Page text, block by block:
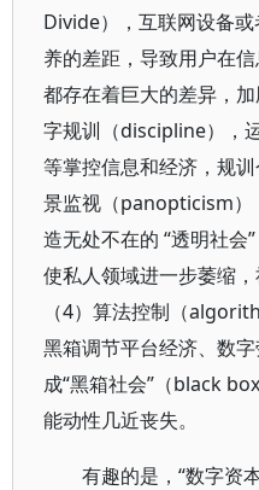
Divide），互联网设备
养的差距，导致用户在
都存在着巨大的差异，
字规训（discipline），
等掌控信息和经济，规
景监视（panopticism）
造无处不在的 “透明社
使私人领域进一步萎缩
（4）算法控制（
黑箱调节平台经济、数
成“黑箱社会”（black
能动性几近丧失。
有趣的是，“数字资